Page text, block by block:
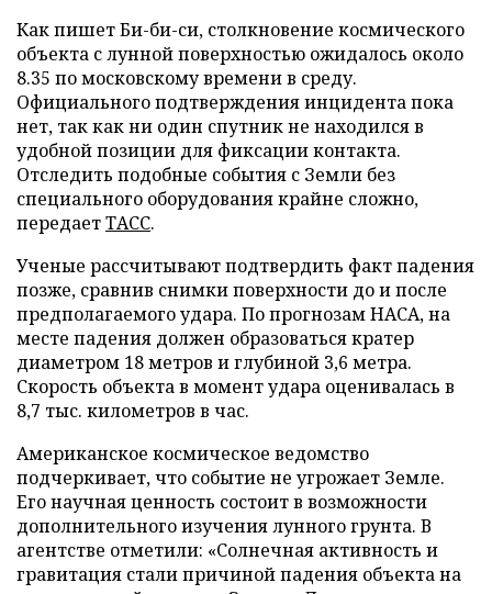
Как пишет Би-би-си, столкновение космического
объекта с лунной поверхностью ожидалось около
8.35 по московскому времени в среду.
Официального подтверждения инцидента пока
нет, так как ни один спутник не находился в
удобной позиции для фиксации контакта.
Отследить подобные события с Земли без
специального оборудования крайне сложно,
передаетТАСС.
Ученые рассчитывают подтвердить факт падения
позже, сравнив снимки поверхности до и после
предполагаемого удара. По прогнозам НАСА, на
месте падения должен образоваться кратер
диаметром 18 метров и глубиной 3,6 метра.
Скорость объекта в момент удара оценивалась в
8,7 тыс. километров в час.
Американское космическое ведомство
подчеркивает, что событие не угрожает Земле.
Его научная ценность состоит в возможности
дополнительного изучения лунного грунта. В
агентстве отметили: «Солнечная активность и
гравитация стали причиной падения объекта на